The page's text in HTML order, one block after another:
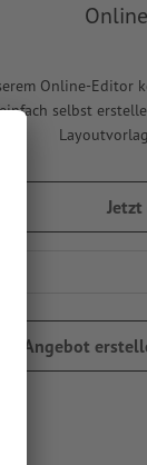
Online-Editor
selbst
Angebot